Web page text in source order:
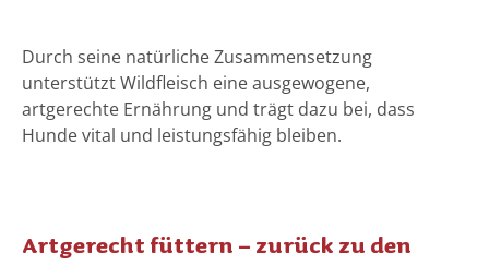
Durch seine natürliche Zusammensetzung
unterstützt Wildfleisch eine ausgewogene,
artgerechte Ernährung und trägt dazu bei, dass
Hunde vital und leistungsfähig bleiben.
Artgerecht füttern – zurück zu den